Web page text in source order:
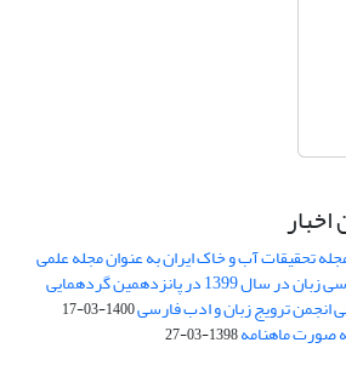
تحقیقات آب و خاک ایران به عنوان مجله علمی
برتر فارسی زبان در سال 1399 در پانزدهمین گردهمایی
انجمن ترویج زبان و ادب فارسی1400-03-17
صورت ماهنامه1398-03-27